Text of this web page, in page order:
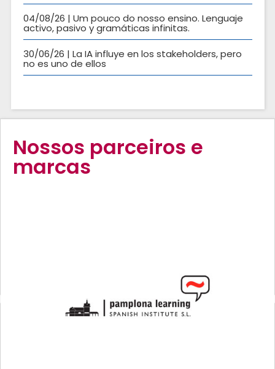
04/08/26 | Um pouco do nosso ensino. Lenguaje
activo, pasivo y gramáticas infinitas.
30/06/26 | La IA influye en los stakeholders, pero
no es uno de ellos
Nossos parceiros e
marcas